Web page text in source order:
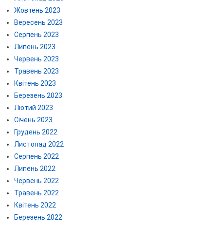
Жовтень 2023
Вересень 2023
Серпень 2023
Липень 2023
Червень 2023
Травень 2023
Квітень 2023
Березень 2023
Лютий 2023
Січень 2023
Грудень 2022
Листопад 2022
Серпень 2022
Липень 2022
Червень 2022
Травень 2022
Квітень 2022
Березень 2022